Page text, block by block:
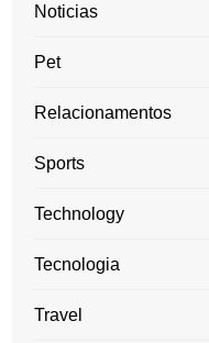
Noticias
Pet
Relacionamentos
Sports
Technology
Tecnologia
Travel